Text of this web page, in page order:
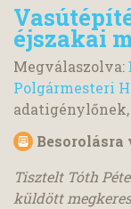
éjszakai
Megválaszolva:
Polgármesteri
adatigénylőnek,
Besorolásra
Tisztelt Tóth
küldött